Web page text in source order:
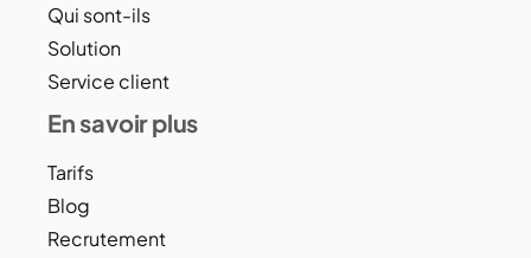
Qui sont-ils
Solution
Service client
En savoir plus
Tarifs
Blog
Recrutement